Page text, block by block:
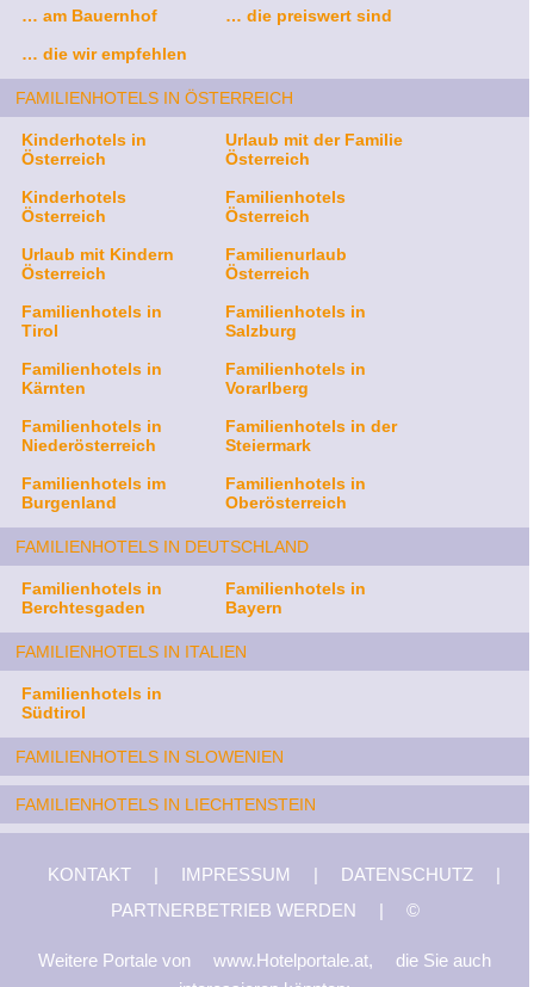
… am Bauernhof
… die preiswert sind
… die wir empfehlen
FAMILIENHOTELS IN ÖSTERREICH
Kinderhotels in
Österreich
Urlaub mit der Familie
Österreich
Kinderhotels
Österreich
Familienhotels
Österreich
Urlaub mit Kindern
Österreich
Familienurlaub
Österreich
Familienhotels in
Tirol
Familienhotels in
Salzburg
Familienhotels in
Kärnten
Familienhotels in
Vorarlberg
Familienhotels in
Niederösterreich
Familienhotels in der
Steiermark
Familienhotels im
Burgenland
Familienhotels in
Oberösterreich
FAMILIENHOTELS IN DEUTSCHLAND
Familienhotels in
Berchtesgaden
Familienhotels in
Bayern
FAMILIENHOTELS IN ITALIEN
Familienhotels in
Südtirol
FAMILIENHOTELS IN SLOWENIEN
FAMILIENHOTELS IN LIECHTENSTEIN
KONTAKT | IMPRESSUM | DATENSCHUTZ
|
PARTNERBETRIEB WERDEN
| ©
Weitere Portale von www.Hotelportale.at,
die Sie auch